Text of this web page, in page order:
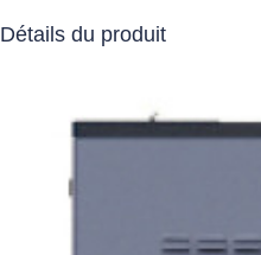
Détails du produit